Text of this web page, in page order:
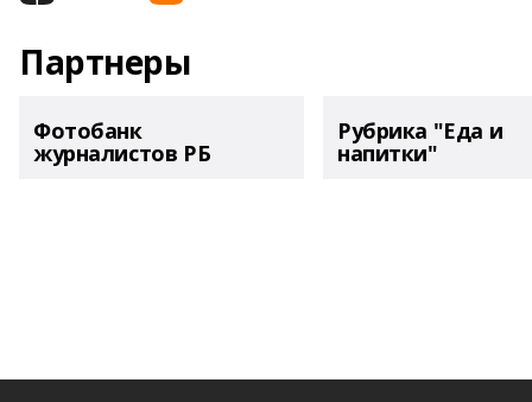
Партнеры
Фотобанк
журналистов РБ
Рубрика "Еда и
напитки"